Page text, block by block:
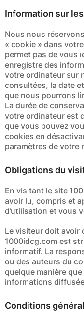
Information sur
Nous nous
« cookie » dans
permet pas de vous
enregistre des
votre ordinateur sur
consultées, la date
que nous pourrons
La durée de
votre ordinateur est
que vous pouvez
cookies en
paramètres de votre
Obligations du
En visitant le site
avoir lu, compris et
d’utilisation et vous
Le visiteur doit avoir
1000idcg.com est
informatif. La
ou des auteurs du
quelque manière
informations
Conditions